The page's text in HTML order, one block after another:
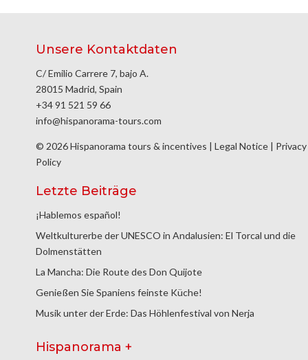
Unsere Kontaktdaten
C/ Emilio Carrere 7, bajo A.
28015 Madrid, Spain
+34 91 521 59 66
info@hispanorama-tours.com
© 2026 Hispanorama tours & incentives | Legal Notice | Privacy
Policy
Letzte Beiträge
¡Hablemos español!
Weltkulturerbe der UNESCO in Andalusien: El Torcal und die
Dolmenstätten
La Mancha: Die Route des Don Quijote
Genießen Sie Spaniens feinste Küche!
Musik unter der Erde: Das Höhlenfestival von Nerja
Hispanorama +